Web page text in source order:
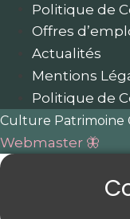
Politique de
Offres
Actualités
Mentions
Politique de
Culture Patrimoine
Webmaster 🦋